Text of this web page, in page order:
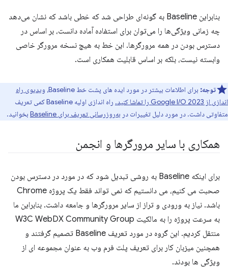
بنابراین Baseline به گونه‌ای طراحی شد که خطی باشد که نشان می‌دهد
چه زمانی ویژگی‌ها را می‌توان برای استفاده آماده دانست، بر اساس در
دسترس بودن در همه مرورگرها. این خط به هیچ نسخه مرورگر خاصی
وابسته نیست، بلکه بر اساس قابلیت همکاری است.
توجه: برای اطلاعات بیشتر در مورد ایده های پشت خط Baseline،
ویدیوی راه
اندازی از Google I/O 2023 را تماشا کنید.
راه اندازی اولیه Baseline کمی تعریف
متفاوتی داشت. در مورد دلیل تغییرات در به‌روزرسانی تعریف برای Baseline بخوانید.
همکاری با سایر مرورگرها و انجمن
برای اینکه Baseline به روشی تبدیل شود که در مورد در دسترس بودن
صحبت می کنیم، می دانستیم که نمی تواند فقط یک پروژه Chrome
باشد. نیاز به ورودی و تراز از سایر مرورگرها و جامعه داشت. بنابراین ما
به سرعت پروژه را به مالکیت W3C WebDX Community Group
منتقل کردیم. این گروه در مورد تعریف Baseline تصمیم گرفتند و
همچنین میزبان کار برای تعریف پلت فرم وب به عنوان مجموعه ای از
ویژگی ها بودند.